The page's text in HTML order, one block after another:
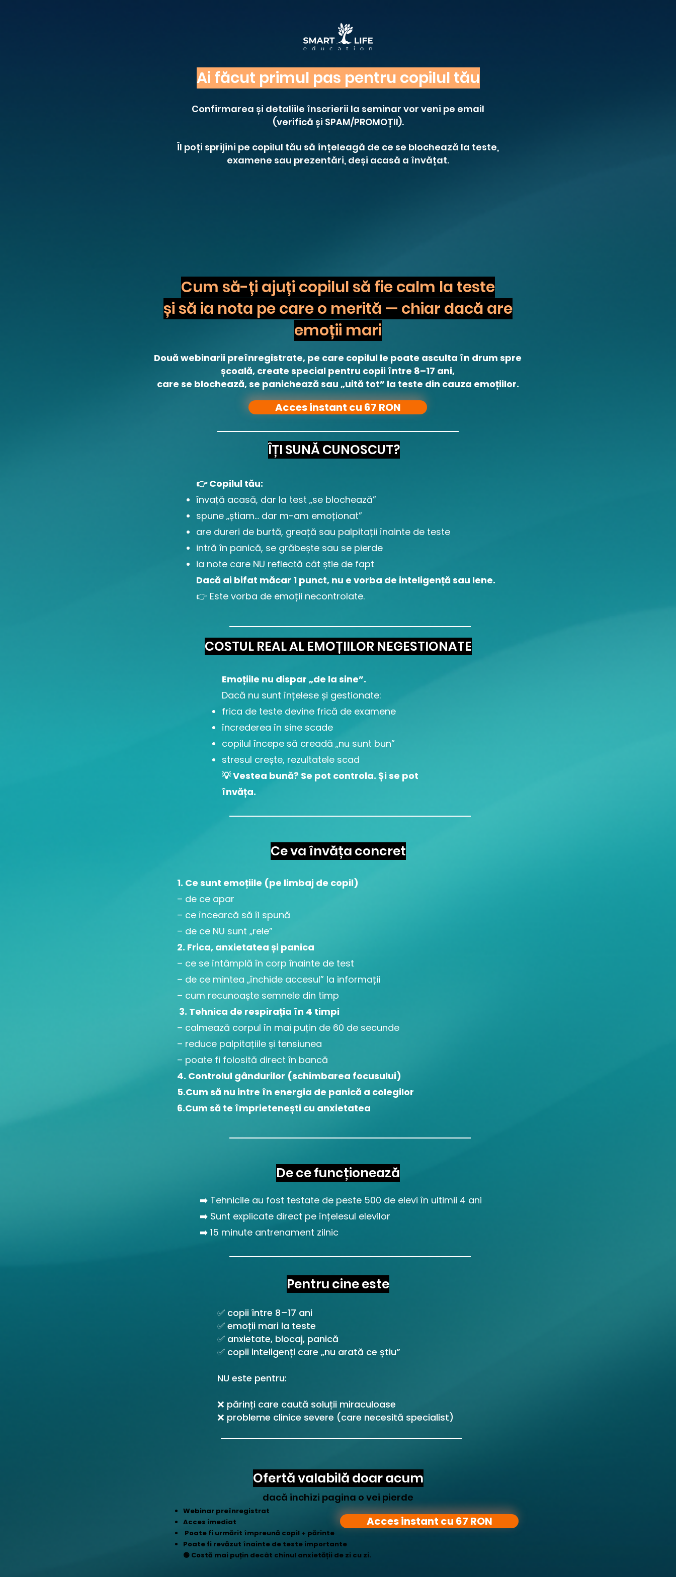
Ai făcut primul pas pentru copilul tău
Confirmarea și detaliile înscrierii la seminar vor veni pe email
(verifică și SPAM/PROMOȚII).
Îl poți sprijini pe copilul tău să înțeleagă de ce se blochează la teste,
examene sau prezentări, deși acasă a învățat.
Cum să-ți ajuți copilul să fie calm la teste
și să ia nota pe care o merită — chiar dacă are
emoții mari
Două webinarii preînregistrate, pe care copilul le poate asculta în drum spre
școală, create special pentru copii între 8–17 ani,
care se blochează, se panichează sau „uită tot” la teste din cauza emoțiilor.
Acces instant cu 67 RON
ÎȚI SUNĂ CUNOSCUT?
👉 Copilul tău:
învață acasă, dar la test „se blochează”
spune „știam… dar m-am emoționat”
are dureri de burtă, greață sau palpitații înainte de teste
intră în panică, se grăbește sau se pierde
ia note care NU reflectă cât știe de fapt
Dacă ai bifat măcar 1 punct, nu e vorba de inteligență sau lene.
👉 Este vorba de emoții necontrolate.
COSTUL REAL AL EMOȚIILOR NEGESTIONATE
Emoțiile nu dispar „de la sine”.
Dacă nu sunt înțelese și gestionate:
frica de teste devine frică de examene
încrederea în sine scade
copilul începe să creadă „nu sunt bun”
stresul crește, rezultatele scad
💡 Vestea bună? Se pot controla. Și se pot
învăța.
Ce va învăța concret
1. Ce sunt emoțiile (pe limbaj de copil)
– de ce apar
– ce încearcă să îi spună
– de ce NU sunt „rele”
2. Frica, anxietatea și panica
– ce se întâmplă în corp înainte de test
– de ce mintea „închide accesul” la informații
– cum recunoaște semnele din timp
3. Tehnica de respirația în 4 timpi
– calmează corpul în mai puțin de 60 de secunde
– reduce palpitațiile și tensiunea
– poate fi folosită direct în bancă
4. Controlul gândurilor (schimbarea focusului)
5.Cum să nu intre în energia de panică a colegilor
6.Cum să te împrietenești cu anxietatea
De ce funcționează
➡️ Tehnicile au fost testate de peste 500 de elevi în ultimii 4 ani
➡️ Sunt explicate direct pe înțelesul elevilor
➡️ 15 minute antrenament zilnic
Pentru cine este
✅ copii între 8–17 ani
✅ emoții mari la teste
✅ anxietate, blocaj, panică
✅ copii inteligenți care „nu arată ce știu”
NU este pentru:
❌ părinți care caută soluții miraculoase
❌ probleme clinice severe (care necesită specialist)
Ofertă valabilă doar acum
dacă inchizi pagina o vei pierde
Webinar preînregistrat
Acces imediat
Poate fi urmărit împreună copil + părinte
Poate fi revăzut înainte de teste importante
🟢 Costă mai puțin decât chinul anxietății de zi cu zi.
Acces instant cu 67 RON